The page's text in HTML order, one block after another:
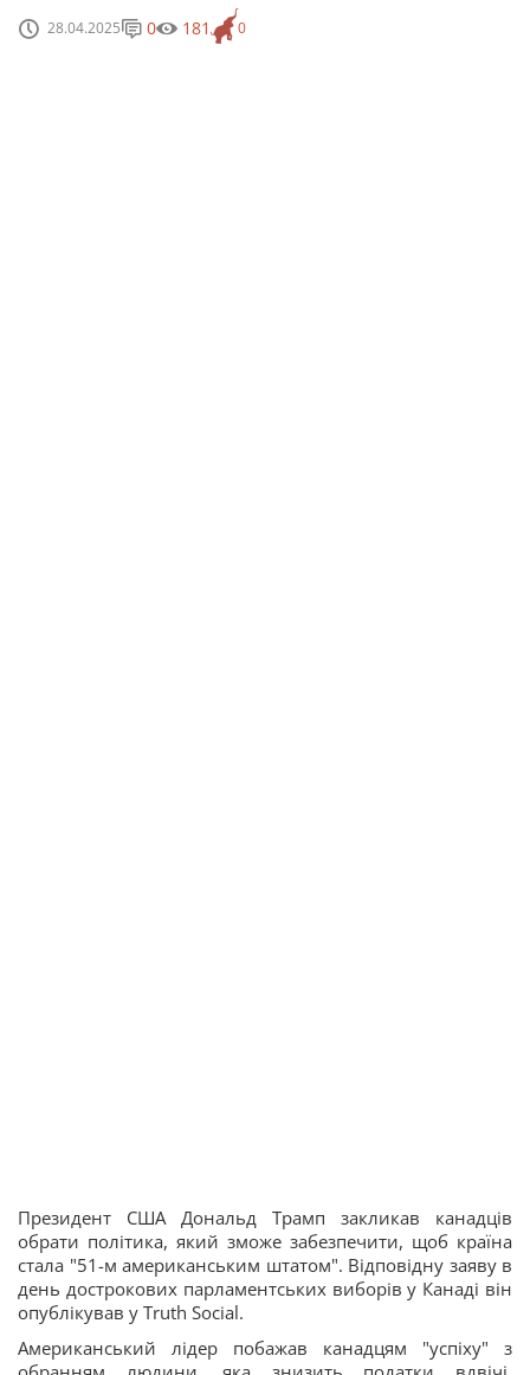
28.04.2025 0
0 181
Президент США Дональд Трамп закликав канадців
обрати політика, який зможе забезпечити, щоб країна
стала "51-м американським штатом". Відповідну заяву в
день дострокових парламентських виборів у Канаді він
опублікував у Truth Social.
Американський лідер побажав канадцям "успіху" з